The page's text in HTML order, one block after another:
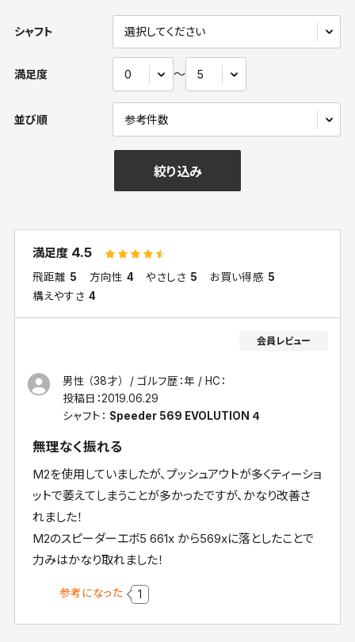
シャフト
満足度 〜
並び順
絞り込み
満足度 4.5
飛距離 5 方向性 4 やさしさ 5 お買い得感 5
構えやすさ 4
男性 （38才） ゴルフ歴：年
HC：
投稿日：2019.06.29
シャフト： Speeder 569 EVOLUTION ４
無理なく振れる
M2を使用していましたが、プッシュアウトが多くティーショ
ットで萎えてしまうことが多かったですが、かなり改善さ
れました！
M2のスピーダーエボ5 661x から569xに落としたことで
力みはかなり取れました！
参考になった 1